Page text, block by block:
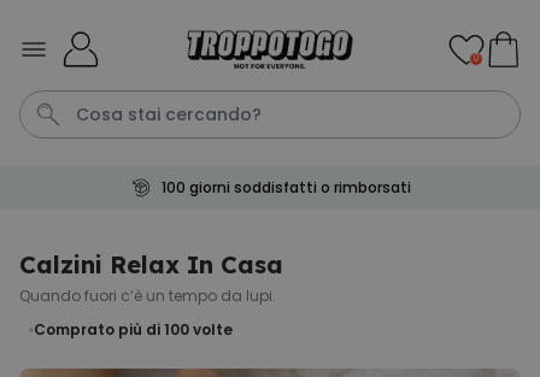
Personalizzabile
Boccale da Birra
Faccia
0
100 giorni soddisfatti o rimborsati
Calzini Relax In Casa
Quando fuori c’è un tempo da lupi.
Comprato più di 100volte